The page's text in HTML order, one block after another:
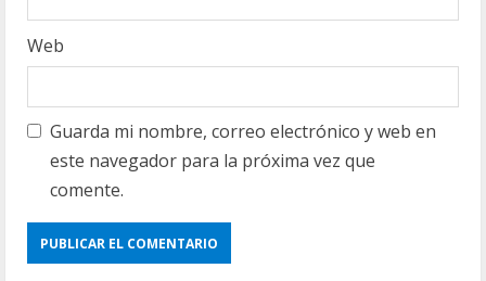
Web
Guarda mi nombre, correo electrónico y web en
este navegador para la próxima vez que
comente.